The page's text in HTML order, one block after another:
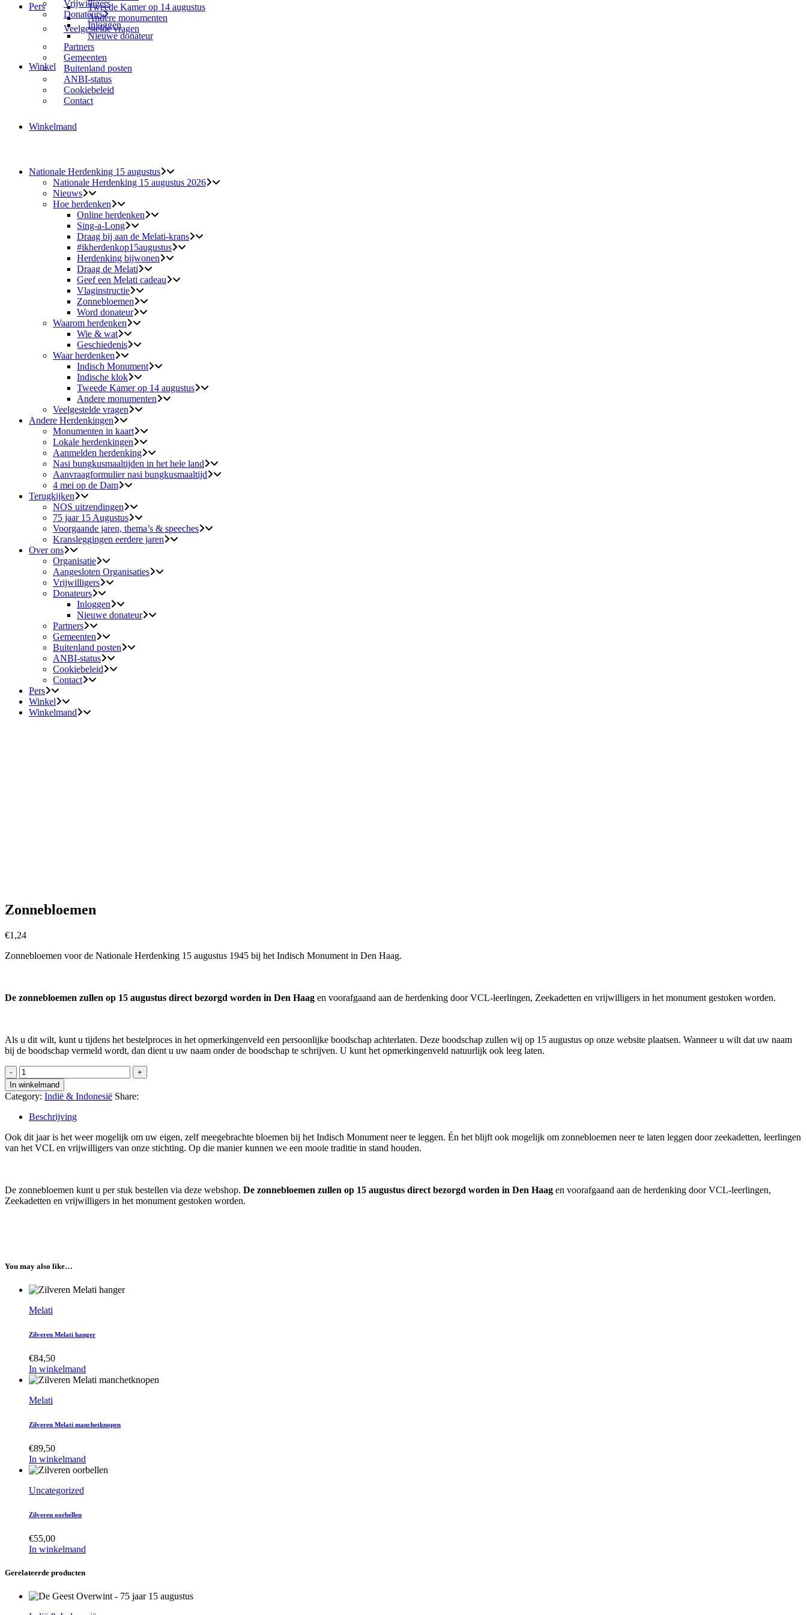
Tweede Kamer op 14 augustus
Andere monumenten
Veelgestelde vragen
Vrijwilligers
Donateurs
Inloggen
Nieuwe donateur
Partners
Gemeenten
Buitenland posten
ANBI-status
Cookiebeleid
Contact
Pers
Winkel
Winkelmand
Nationale Herdenking 15 augustus
Nationale Herdenking 15 augustus 2026
Nieuws
Hoe herdenken
Online herdenken
Sing-a-Long
Draag bij aan de Melati-krans
#ikherdenkop15augustus
Herdenking bijwonen
Draag de Melati
Geef een Melati cadeau
Vlaginstructie
Zonnebloemen
Word donateur
Waarom herdenken
Wie & wat
Geschiedenis
Waar herdenken
Indisch Monument
Indische klok
Tweede Kamer op 14 augustus
Andere monumenten
Veelgestelde vragen
Andere Herdenkingen
Monumenten in kaart
Lokale herdenkingen
Aanmelden herdenking
Nasi bungkusmaaltijden in het hele land
Aanvraagformulier nasi bungkusmaaltijd
4 mei op de Dam
Terugkijken
NOS uitzendingen
75 jaar 15 Augustus
Voorgaande jaren, thema’s & speeches
Kransleggingen eerdere jaren
Over ons
Organisatie
Aangesloten Organisaties
Vrijwilligers
Donateurs
Inloggen
Nieuwe donateur
Partners
Gemeenten
Buitenland posten
ANBI-status
Cookiebeleid
Contact
Pers
Winkel
Winkelmand
Zonnebloemen
€1,24
Zonnebloemen voor de Nationale Herdenking 15 augustus 1945 bij het Indisch Monument in Den Haag.
De zonnebloemen zullen op 15 augustus direct bezorgd worden in Den Haag en voorafgaand aan de herdenking door VCL-leerlingen, Zeekadetten en vrijwilligers in het monument gestoken worden.
Als u dit wilt, kunt u tijdens het bestelproces in het opmerkingenveld een persoonlijke boodschap achterlaten. Deze boodschap zullen wij op 15 augustus op onze website plaatsen. Wanneer u wilt dat uw naam
bij de boodschap vermeld wordt, dan dient u uw naam onder de boodschap te schrijven. U kunt het opmerkingenveld natuurlijk ook leeg laten.
Zonnebloemen
quantity
In winkelmand
Category: Indië & Indonesië Share:
Beschrijving
Ook dit jaar is het weer mogelijk om uw eigen, zelf meegebrachte bloemen bij het Indisch Monument neer te leggen. Én het blijft ook mogelijk om zonnebloemen neer te laten leggen door zeekadetten, leerlingen
van het VCL en vrijwilligers van onze stichting. Op die manier kunnen we een mooie traditie in stand houden.
De zonnebloemen kunt u per stuk bestellen via deze webshop. De zonnebloemen zullen op 15 augustus direct bezorgd worden in Den Haag en voorafgaand aan de herdenking door VCL-leerlingen,
Zeekadetten en vrijwilligers in het monument gestoken worden.
You may also like…
Melati
Zilveren Melati hanger
€84,50
In winkelmand
Melati
Zilveren Melati manchetknopen
€89,50
In winkelmand
Uncategorized
Zilveren oorbellen
€55,00
In winkelmand
Gerelateerde producten